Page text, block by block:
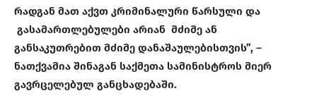
რადგან მათ აქვთ კრიმინალური წარსული და
გასამართლებულები არიან მძიმე ან
განსაკუთრებით მძიმე დანაშაულებისთვის”, –
ნათქვამია შინაგან საქმეთა სამინისტროს მიერ
გავრცელებულ განცხადებაში.